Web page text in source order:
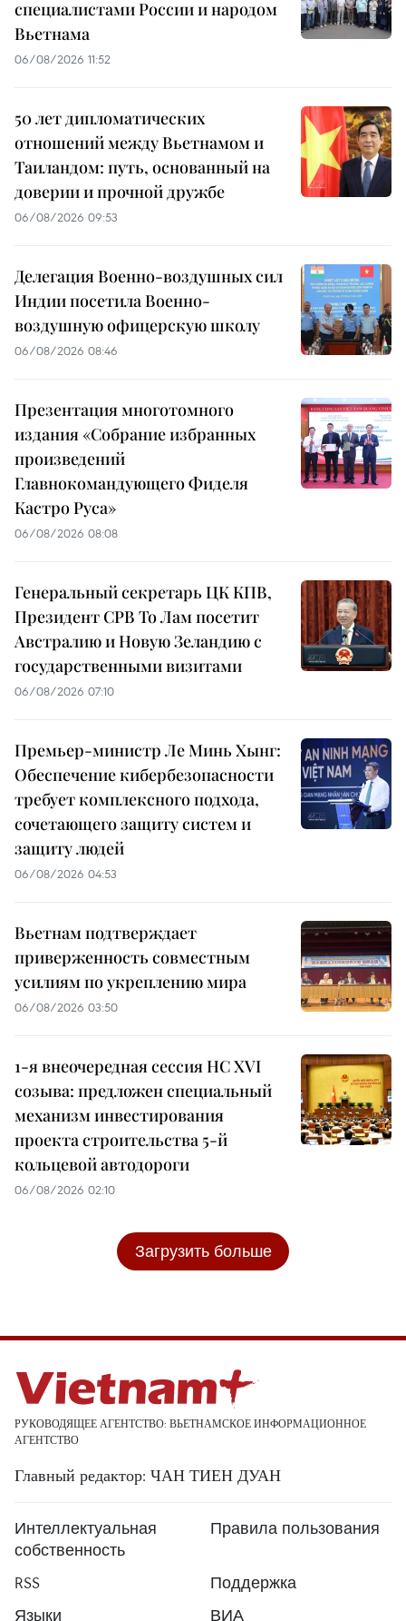
специалистами России и народом
Вьетнама
06/08/2026 11:52
50 лет дипломатических
отношений между Вьетнамом и
Таиландом: путь, основанный на
доверии и прочной дружбе
06/08/2026 09:53
Делегация Военно-воздушных сил
Индии посетила Военно-
воздушную офицерскую школу
06/08/2026 08:46
Презентация многотомного
издания «Собрание избранных
произведений
Главнокомандующего Фиделя
Кастро Руса»
06/08/2026 08:08
Генеральный секретарь ЦК КПВ,
Президент СРВ То Лам посетит
Австралию и Новую Зеландию с
государственными визитами
06/08/2026 07:10
Премьер-министр Ле Минь Хынг:
Обеспечение кибербезопасности
требует комплексного подхода,
сочетающего защиту систем и
защиту людей
06/08/2026 04:53
Вьетнам подтверждает
приверженность совместным
усилиям по укреплению мира
06/08/2026 03:50
1-я внеочередная сессия НС XVI
созыва: предложен специальный
механизм инвестирования
проекта строительства 5-й
кольцевой автодороги
06/08/2026 02:10
Загрузить больше
РУКОВОДЯЩЕЕ АГЕНТСТВО: ВЬЕТНАМСКОЕ ИНФОРМАЦИОННОЕ
АГЕНТСТВО
Главный редактор: ЧАН ТИЕН ДУАН
Интеллектуальная
собственность
Правила пользования
RSS
Поддержка
Языки
ВИА